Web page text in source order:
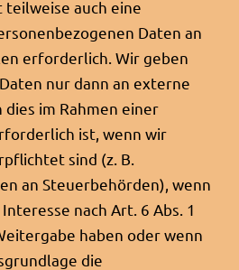
teilweise auch eine
Daten an
erforderlich. Wir geben
nur dann an externe
im Rahmen einer
ist, wenn wir
sind (z. B.
an Steuerbehörden), wenn
nach Art. 6 Abs. 1
haben oder wenn
die